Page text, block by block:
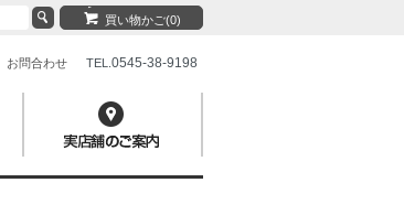
買い物かご(0)
お問合わせ TEL. 0545-38-9198